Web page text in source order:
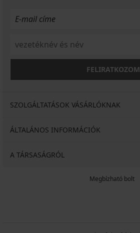
FELIRATKOZOM
SZOLGÁLTATÁSOK VÁSÁRLÓKNAK
ÁLTALÁNOS INFORMÁCIÓK
A TÁRSASÁGRÓL
Megbízható bolt